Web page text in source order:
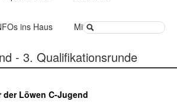
ins Haus Mitglied werden
Suchbegriffe
- 3. Qualifikationsrunde
Löwen C-Jugend